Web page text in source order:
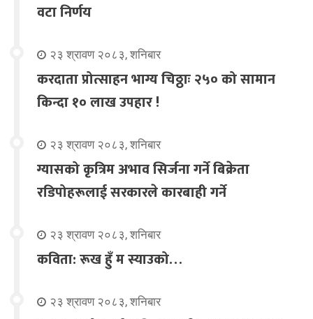
वटा निर्णय
२३ श्रावण २०८३, शनिबार
करदाता प्रोत्साहन भाग्य चिठ्ठाः २५० को सामान
किन्दा १० लाख उपहार !
२३ श्रावण २०८३, शनिबार
ग्यासको कृत्रिम अभाव सिर्जना गर्ने बिक्रेता
रडिपोहरूलाई सरकारले कारबाही गर्ने
२३ श्रावण २०८३, शनिबार
कविता: रूख हुँ म स्याउको…
२३ श्रावण २०८३, शनिबार